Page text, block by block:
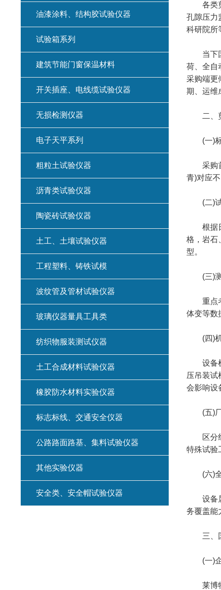
各类剪
孔隙压力
科研院所
当下国
荷、全自
采购端更
期、运维
二、剪
(一)标
采购首
青)对应
(二)试
根据日
格，岩石
型。
(三)测
重点考
体变等数
(四)机
设备机
压吊装试
会影响设
(五)厂
区分组
特殊试验
(六)全
设备属
务覆盖能
三、国
(一)企
莱博特
油漆涂料、结构胶试验仪器
试验箱系列
建筑节能门窗保温材料
开关插座、电线缆试验仪器
无损检测仪器
电子天平系列
粗粒土试验仪器
沥青类试验仪器
陶瓷砖试验仪器
土工、土壤试验仪器
工程塑料、铸铁试模
波纹管及管材试验仪器
玻璃仪器量具工具类
纺织物服装测试仪器
土工合成材料试验仪器
橡胶防水材料实验仪器
标志标线、交通安全仪器
公路路面路基、集料试验仪器
其他实验仪器
安全类、安全帽试验仪器